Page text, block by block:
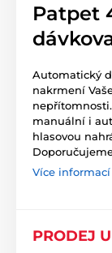
Patpet
Automatický
nakrmení
nepřítomnosti.
manuální i
hlasovou
Více informací
PRODEJ